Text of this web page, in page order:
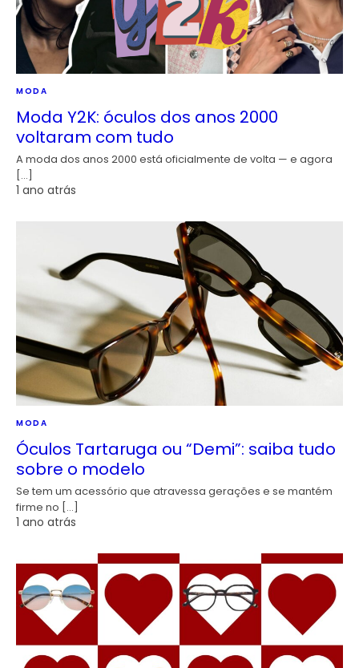
MODA
Moda Y2K: óculos dos anos 2000
voltaram com tudo
A moda dos anos 2000 está oficialmente de volta — e agora
[…]
1 ano atrás
MODA
Óculos Tartaruga ou “Demi”: saiba tudo
sobre o modelo
Se tem um acessório que atravessa gerações e se mantém
firme no […]
1 ano atrás